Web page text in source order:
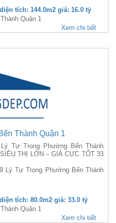
tích: 144.0m2 giá: 16.0 tỷ
Quận 1
Xem chi tiết
Thành Quận 1
Tự Trọng Phường Bến Thành
THỊ LỚN – GIÁ CỰC TỐT 33
Lý Tự Trọng Phường Bến Thành
tích: 80.0m2 giá: 33.0 tỷ
Quận 1
Xem chi tiết